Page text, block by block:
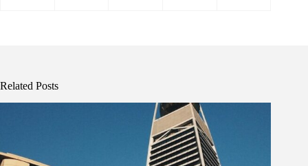
Related Posts